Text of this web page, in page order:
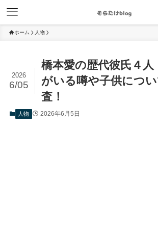
ホーム 人物
橋本愛の歴代彼氏４人
がいる噂や子供につ
査！
2026
6/05
人物 2026年6月5日